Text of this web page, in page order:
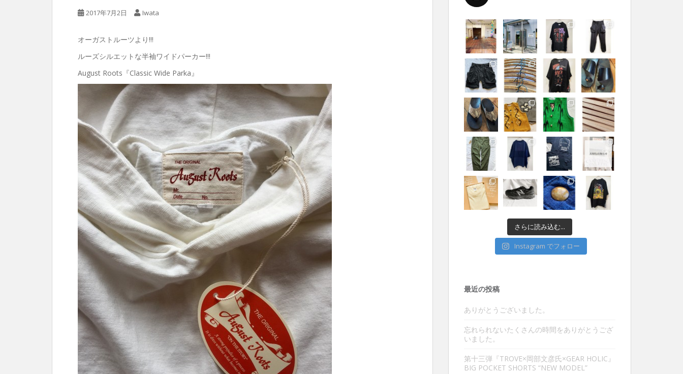
2017年7月2日 Iwata
オーガストルーツより!!!
ルーズシルエットな半袖ワイドパーカー!!!
August Roots『Classic Wide Parka』
さらに読み込む...
Instagram でフォロー
最近の投稿
ありがとうございました。
忘れられないたくさんの時間をありがとうござ
いました。
第十三弾『TROVE×岡部文彦氏×GEAR HOLIC』
BIG POCKET SHORTS “NEW MODEL”